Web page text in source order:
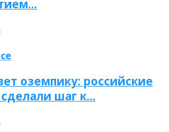
оземпику: российские
шаг к…